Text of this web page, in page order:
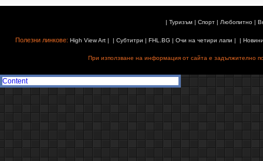
| Туризъм| Спорт| Любопитно|
Полезни линкове: High View Art| | Субтитри | FHL.BG | Очи на четири лапи | |
При използване на информация от сайта е задължително
Content